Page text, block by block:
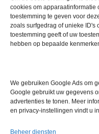
cookies om apparaatinformatie
toestemming te geven voor
zoals surfgedrag of unieke ID's
toestemming geeft of uw
hebben op bepaalde
We gebruiken Google Ads om
Google gebruikt uw gegevens
advertenties te tonen. Meer
en privacy-instellingen vindt u
Beheer diensten